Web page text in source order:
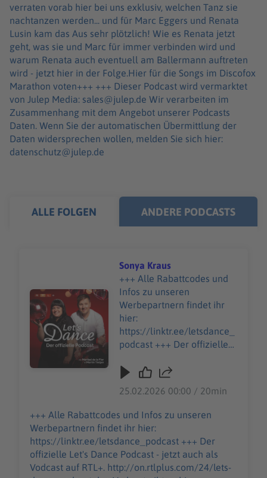
verraten vorab hier bei uns exklusiv, welchen Tanz sie
nachtanzen werden... und für Marc Eggers und Renata
Lusin kam das Aus sehr plötzlich! Wie es Renata jetzt
geht, was sie und Marc für immer verbinden wird und
warum Renata auch eventuell am Ballermann auftreten
wird - jetzt hier in der Folge.Hier für die Songs im Discofox
Marathon voten+++ +++ Dieser Podcast wird vermarktet
von Julep Media: sales@julep.de Wir verarbeiten im
Zusammenhang mit dem Angebot unserer Podcasts
Daten. Wenn Sie der automatischen Übermittlung der
Daten widersprechen wollen, melden Sie sich hier:
datenschutz@julep.de
ALLE FOLGEN ANDERE PODCASTS
Audiotitel - Sonya Kraus
Sonya Kraus
+++ Alle Rabattcodes und
Infos zu unseren
Werbepartnern findet ihr
hier:
https://linktr.ee/letsdance_
podcast +++ Der offizielle
auch als Vodcast auf RTL+.
s-dance-vodcast den
Vodcast gibt es hier:
https://plus.rtl.de/video-
tv/shows/lets-dance-der-
offizielle-video-podcast-
1063343 Moderations-
25.02.2026 00:00 / 20min
+++ Alle Rabattcodes und Infos zu unseren
Werbepartnern findet ihr hier:
https://linktr.ee/letsdance_podcast +++ Der
offizielle Let's Dance Podcast - jetzt auch als
Vodcast auf RTL+. http://on.rtlplus.com/24/lets-